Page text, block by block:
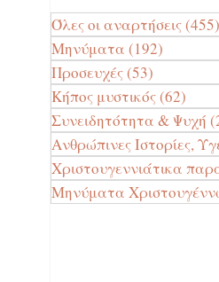
Όλες οι αναρτήσεις(455)
Μηνύματα (192)
Προσευχές(53)
Κήπος μυστικός(62)
Συνειδητότητα & Ψυχή
Ανθρώπινες Ιστορίες,
Χριστουγεννιάτικα
Μηνύματα